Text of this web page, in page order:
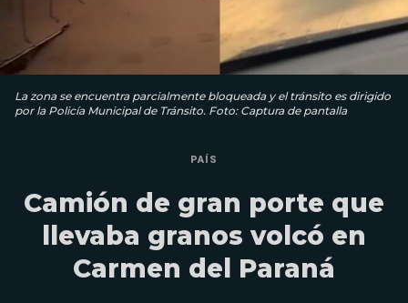
La zona se encuentra parcialmente bloqueada y el tránsito es dirigido
por la Policía Municipal de Tránsito. Foto: Captura de pantalla
PAÍS
Camión de gran porte que
llevaba granos volcó en
Carmen del Paraná